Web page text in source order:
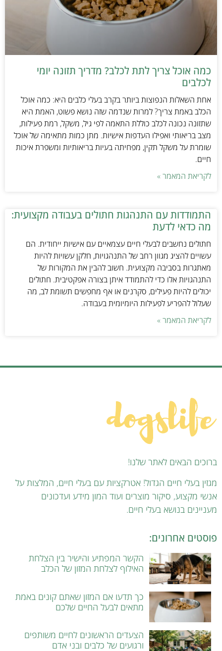
כמה אוכל צריך לתת לכלב? מדריך תזונה יומי
לכלבים
אחת השאלות הנפוצות ביותר בקרב בעלי כלבים היא: כמה אוכל
הכלב באמת צריך? למרות שנדמה שזה נושא פשוט, האמת היא
שתזונה נכונה לכלב כוללת התאמה לפי גיל, משקל, רמת פעילות,
מצב בריאותי ואפילו העדפות אישיות. מתן כמות מתאימה של אוכל
שומרת על משקל תקין, מפחיתה בעיות בריאותיות ומשפרת איכות
חיים.
לקריאת המאמר »
התמודדות עם התנהגות חתולים בעבודה מקצועית:
מה כדאי לדעת
חתולים נחשבים לבעלי חיים עצמאיים עם אישיות ייחודית. הם
עשויים להציג מגוון רחב של התנהגויות, חלקן עשויות להיות
מאתגרות בסביבה מקצועית. חשוב להבין את המקורות של
התנהגויות אלו כדי להתמודד איתן בצורה אפקטיבית. חתולים
יכולים להיות פעילים, סקרנים או אף מחפשים תשומת לב, מה
שעלול להפריע לפעילות היומיומית בעבודה.
לקריאת המאמר »
ברוכים הבאים לאתר שלנו!
מגזין בעלי חיים הגדול! אטרקציות עם בעלי חיים, המלצות על
אנשי מקצוע, סיקור מוצרים ועוד המון מידע ועדכונים
מעניינים בנושא בעלי חיים.
פוסטים אחרונים:
הקשר המפתיע והישיר בין הצלחת
האילוף לצלחת המזון של הכלב
כך תדעו אם המזון שאתם קונים באמת
מתאים לבעל החיים שלכם
הצעדים הראשונים לחיים משותפים
ורגועים של כלבים ובני אדם